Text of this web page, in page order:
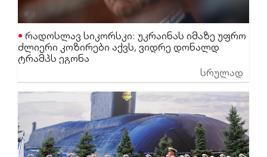
რადოსლავ სიკორსკი: უკრაინას იმაზე უფრო
ძლიერი კოზირები აქვს, ვიდრე დონალდ
ტრამპს ეგონა
სრულად